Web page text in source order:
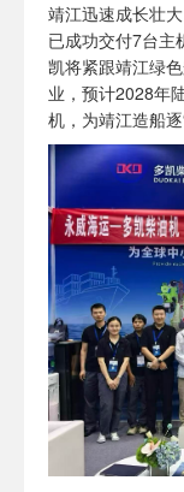
靖江迅速成长壮
已成功交付7台主
凯将紧跟靖江绿
业，预计2028年
机，为靖江造船逐